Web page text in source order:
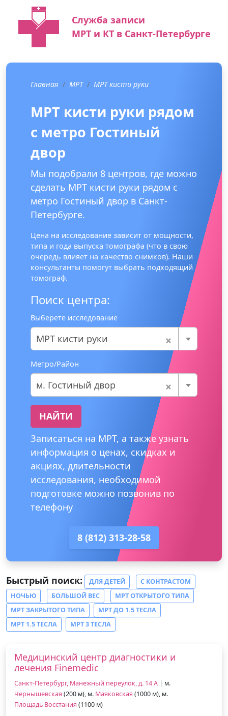
Служба записи
МРТ и КТ в Санкт-Петербурге
Главная МРТ МРТ кисти руки
МРТ кисти руки рядом
с метро Гостиный
двор
Мы подобрали 8 центров, где можно
сделать МРТ кисти руки рядом с
метро Гостиный двор в Санкт-
Петербурге.
Цена на исследование зависит от мощности,
типа и года выпуска томографа (что в свою
очередь влияет на качество снимков). Наши
консультанты помогут выбрать подходящий
томограф.
Поиск центра:
Выберете исследование
×
МРТ кисти руки
Метро/Район
×
м. Гостиный двор
НАЙТИ
Записаться на МРТ, а также узнать
информация о ценах, скидках и
акциях, длительности
исследования, необходимой
подготовке можно позвонив по
телефону
8 (812) 313-28-58
Быстрый поиск: ДЛЯ ДЕТЕЙ
С КОНТРАСТОМ
НОЧЬЮ
БОЛЬШОЙ ВЕС
МРТ ОТКРЫТОГО ТИПА
МРТ ЗАКРЫТОГО ТИПА
МРТ ДО 1.5 ТЕСЛА
МРТ 1.5 ТЕСЛА
МРТ 3 ТЕСЛА
Медицинский центр диагностики и
лечения Finemedic
Санкт-Петербург, Манежный переулок, д. 14 А | м.
Чернышевская (200 м), м. Маяковская (1000 м), м.
Площадь Восстания (1100 м)